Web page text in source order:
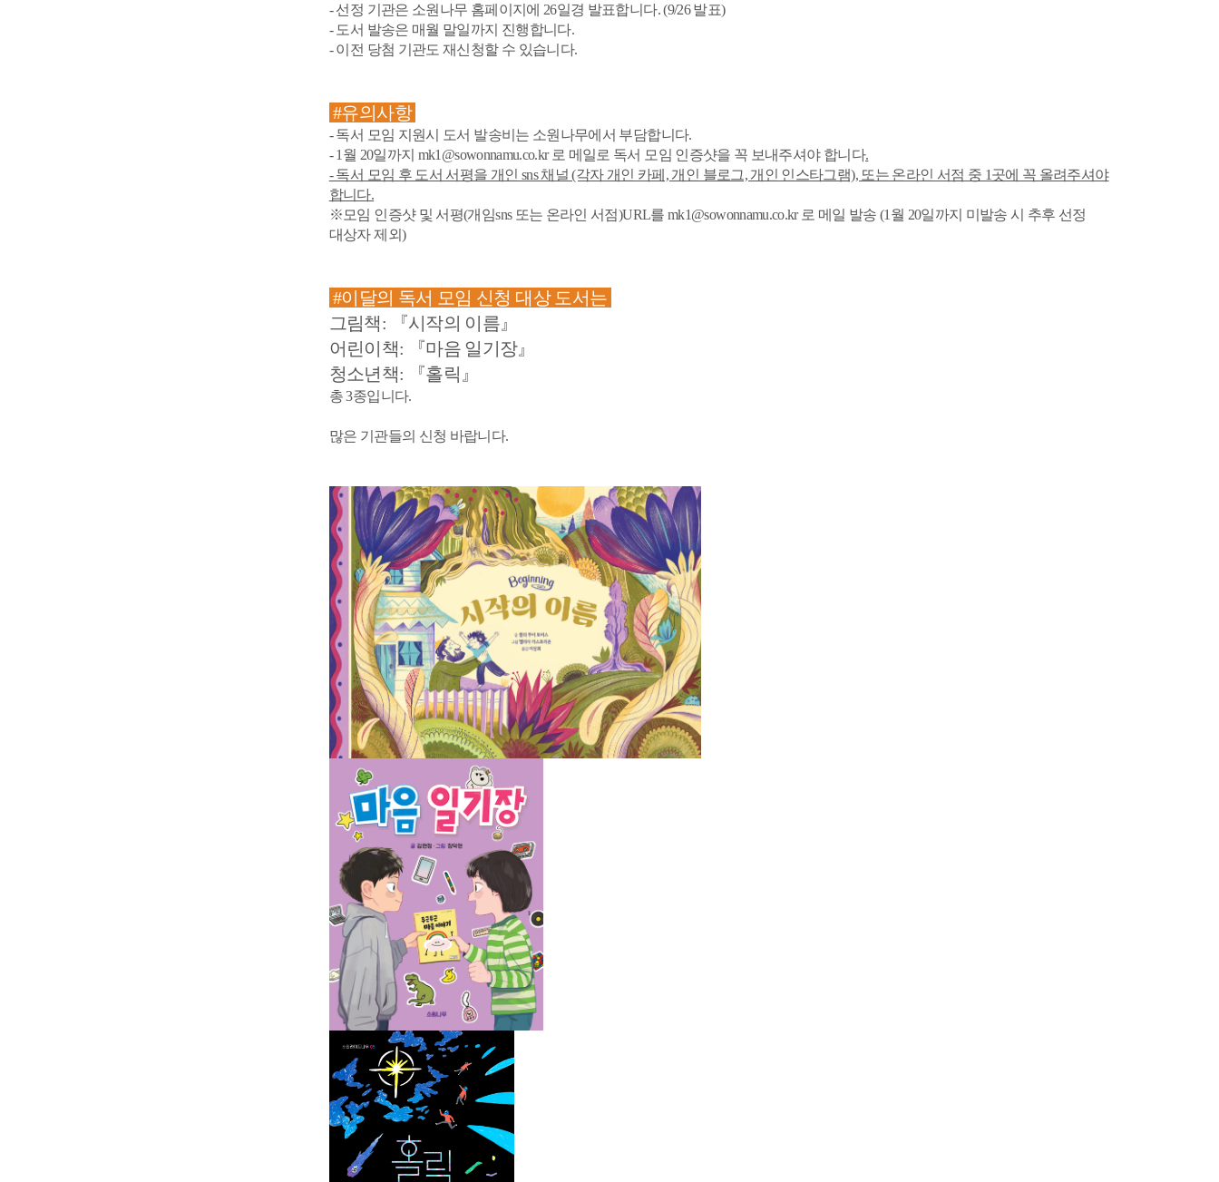
- 선정 기관은 소원나무 홈페이지에 26일경 발표합니다. (9/26 발표)
- 도서 발송은 매월 말일까지 진행합니다.
- 이전 당첨 기관도 재신청할 수 있습니다.
#유의사항
- 독서 모임 지원시 도서 발송비는 소원나무에서 부담합니다.
- 1월 20일까지 mk1@sowonnamu.co.kr 로 메일로 독서 모임 인증샷을 꼭 보내주셔야 합니다.
- 독서 모임 후 도서 서평을 개인 sns 채널 (각자 개인 카페, 개인 블로그, 개인 인스타그램), 또는 온라인 서점 중 1곳에 꼭 올려주셔야
합니다.
※모임 인증샷 및 서평(개임sns 또는 온라인 서점)URL를 mk1@sowonnamu.co.kr 로 메일 발송 (1월 20일까지 미발송 시 추후 선정
대상자 제외)​
#이달의 독서 모임 신청 대상 도서는
그림책: 『시작의 이름 』
어린이책: 『마음 일기장』
청소년책: 『홀릭 』
총 3종입니다.
많은 기관들의 신청 바랍니다.